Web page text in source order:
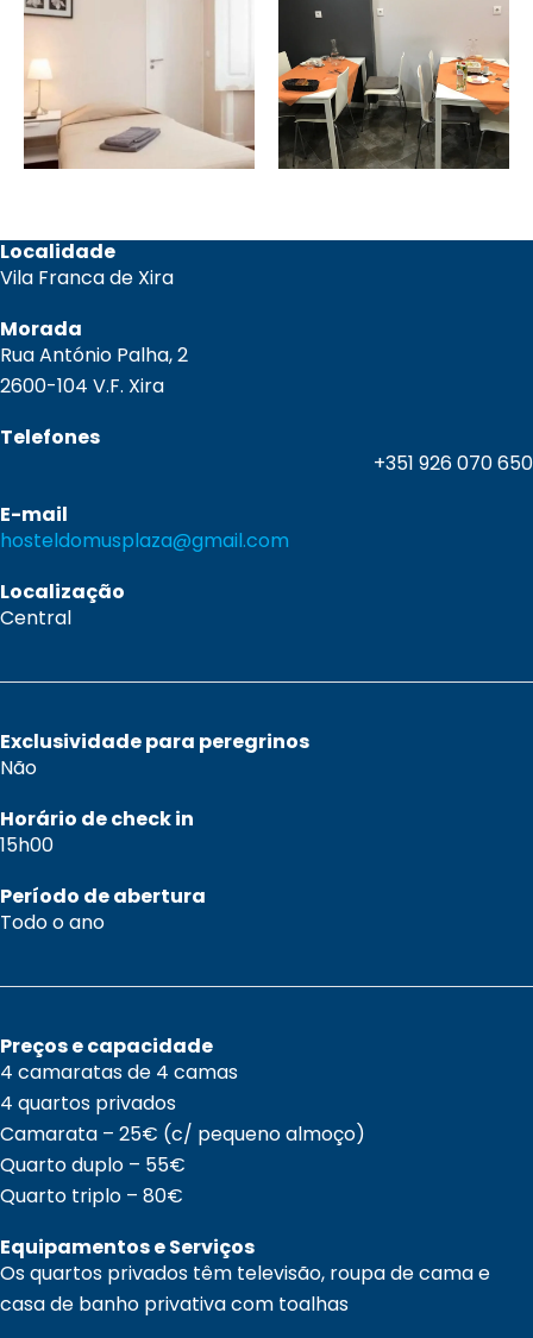
Localidade
Vila Franca de Xira
Morada
Rua António Palha, 2
2600-104 V.F. Xira
Telefones
+351 926 070 650
E-mail
hosteldomusplaza@gmail.com
Localização
Central
Exclusividade para peregrinos
Não
Horário de check in
15h00
Período de abertura
Todo o ano
Preços e capacidade
4 camaratas de 4 camas
4 quartos privados
Camarata – 25€ (c/ pequeno almoço)
Quarto duplo – 55€
Quarto triplo – 80€
Equipamentos e Serviços
Os quartos privados têm televisão, roupa de cama e
casa de banho privativa com toalhas